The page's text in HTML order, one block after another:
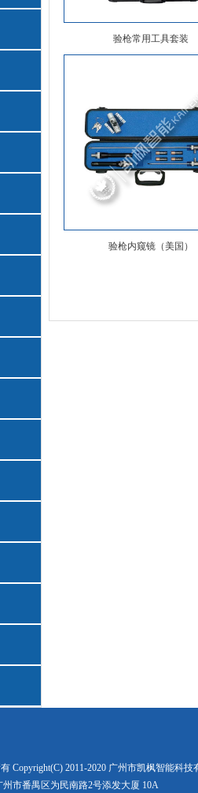
验枪常用工具套装
验枪内窥镜（美国）
Copyright(C) 2011-2020 广州市凯枫智能科技
州市番禺区为民南路2号添发大厦 10A